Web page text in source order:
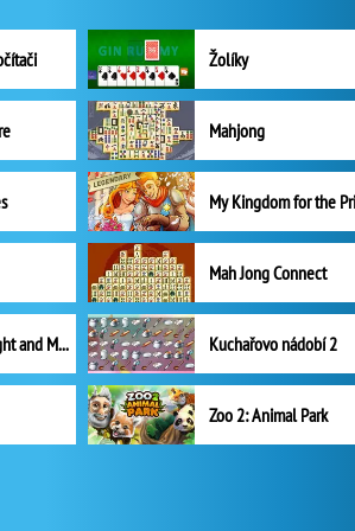
Žolíky
Mahjong
Mah Jong Connect
Heroes of Might and Magic II Kuchařovo nádobí 2
Zoo 2: Animal Park